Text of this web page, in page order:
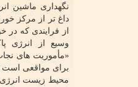
داغ تر از مرکز
از فرایندی که در
وسیع از انرژی
«مأموریت های
برای مواقعی است